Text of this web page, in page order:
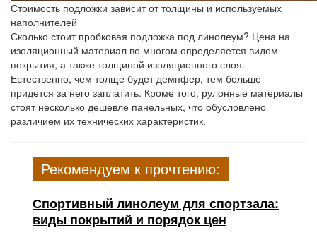
Стоимость подложки зависит от толщины и используемых
наполнителей
Сколько стоит пробковая подложка под линолеум? Цена на
изоляционный материал во многом определяется видом
покрытия, а также толщиной изоляционного слоя.
Естественно, чем толще будет демпфер, тем больше
придется за него заплатить. Кроме того, рулонные материалы
стоят несколько дешевле панельных, что обусловлено
различием их технических характеристик.
Рекомендуем к прочтению:
Спортивный линолеум для спортзала:
виды покрытий и порядок цен